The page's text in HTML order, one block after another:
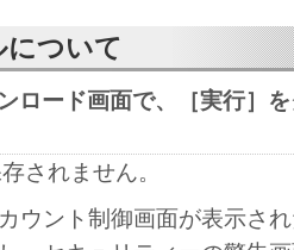
お客様が「キヤノン製品
ヤノン製品」に直接または
複数のコンピューター（以
において、「本ソフトウェ
は、「本ソフトウェア」を
について
ロード画面で、［実行］
されません。
ウント制御画面が表示さ